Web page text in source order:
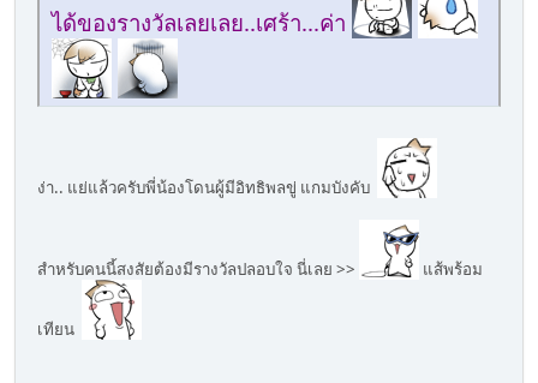
ได้ของรางวัลเลยเลย..เศร้า...ค่า
ง่า.. แย่แล้วครับพี่น้องโดนผู้มีอิทธิพลขู่ แกมบังคับ
สำหรับคนนี้สงสัยต้องมีรางวัลปลอบใจ นี่เลย >> แส้พร้อม
เทียน